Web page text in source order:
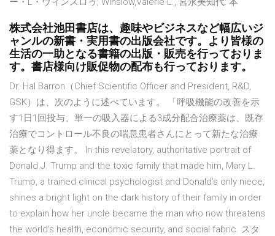
株式会社池田書店は、趣味やビジネスなど幅広いジ
ャンルの新書・実用書の出版会社です。より皆様の
生活の一助となる書籍の出版・販売を行っておりま
す。書店様向け販促物の配布も行っております。
Dr. Hal Barron（Chief Scientific Officer and President, R&D,
GSK）は、次のように述べています。 「呼吸機能の改善を示
す1日1回投与、単一の吸入器による3成分配合治療薬は、既存
治療でコントロール不良の喘息患者さんにとって新たな治療
薬となり得ます。 In this revelatory, authoritative portrait of
Donald J. Trump and the toxic family that made him, Mary L.
Trump, a trained clinical psychologist and Donald’s only niece,
shines a bright light on the dark history of their family in order
to explain how her uncle became the man who now threatens
the world’s health, economic security, and social fabric. スタ